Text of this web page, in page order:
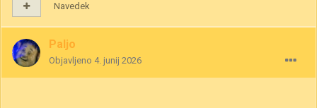
Navedek
Paljo
Objavljeno 4. junij 2026